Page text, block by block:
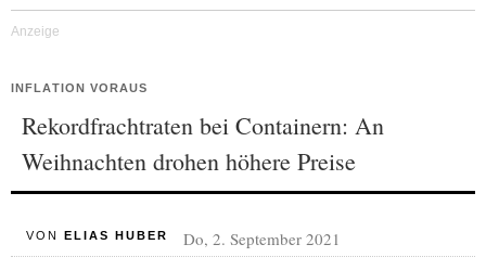
INFLATION VORAUS
Rekordfrachtraten bei Containern: An
Weihnachten drohen höhere Preise
VON ELIAS HUBER Do, 2. September 2021